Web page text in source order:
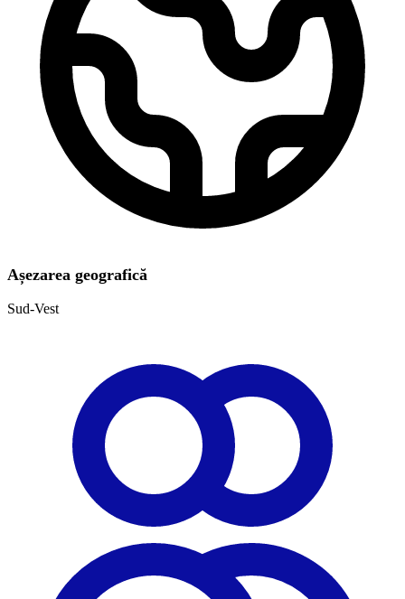
Așezarea geografică
Sud-Vest